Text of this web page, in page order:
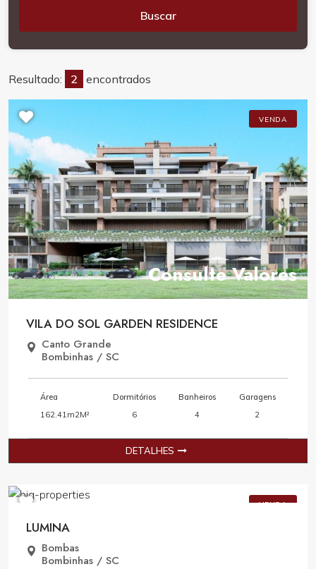
Buscar
Resultado: 2 encontrados
VENDA
Consulte Valores
VILA DO SOL GARDEN RESIDENCE
Canto Grande
Bombinhas / SC
Área
162.41m2M²
Dormitórios
6
Banheiros
4
Garagens
2
DETALHES
VENDA
LUMINA
Bombas
Bombinhas / SC